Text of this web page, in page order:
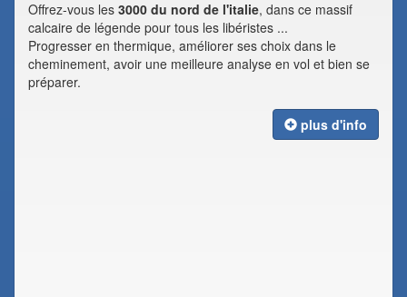
Offrez-vous les 3000 du nord de l'italie, dans ce massif
calcaire de légende pour tous les libéristes ...
Progresser en thermique, améliorer ses choix dans le
cheminement, avoir une meilleure analyse en vol et bien se
préparer.
plus d'info